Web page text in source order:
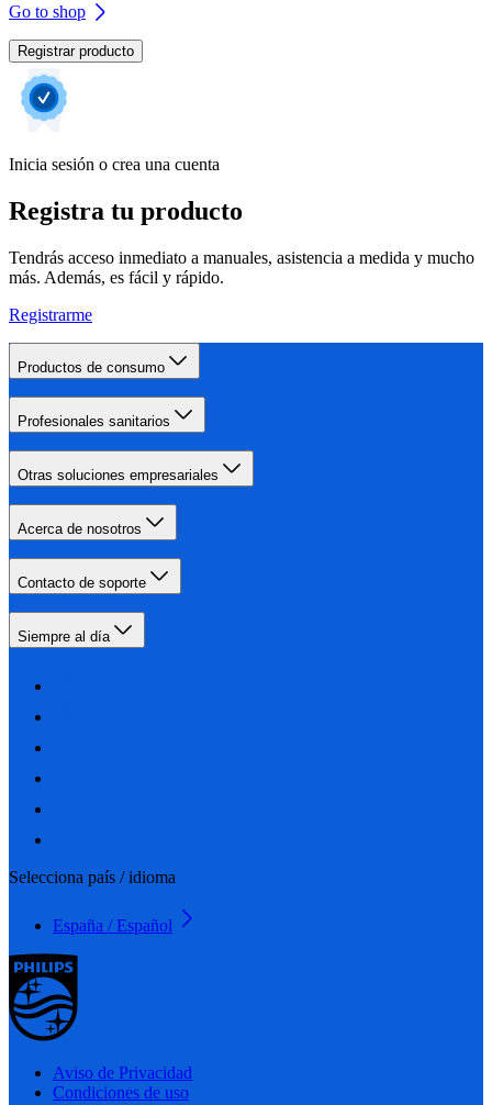
Go to shop
Registrar producto
Inicia sesión o crea una cuenta
Registra tu producto
Tendrás acceso inmediato a manuales, asistencia a medida y mucho
más. Además, es fácil y rápido.
Registrarme
Productos de consumo
Profesionales sanitarios
Otras soluciones empresariales
Acerca de nosotros
Contacto de soporte
Siempre al día
Selecciona país / idioma
España / Español
Aviso de Privacidad
Condiciones de uso